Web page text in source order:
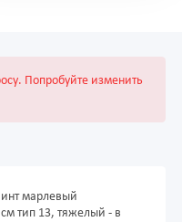
Попробуйте изменить
марлевый
тип 13, тяжелый - в